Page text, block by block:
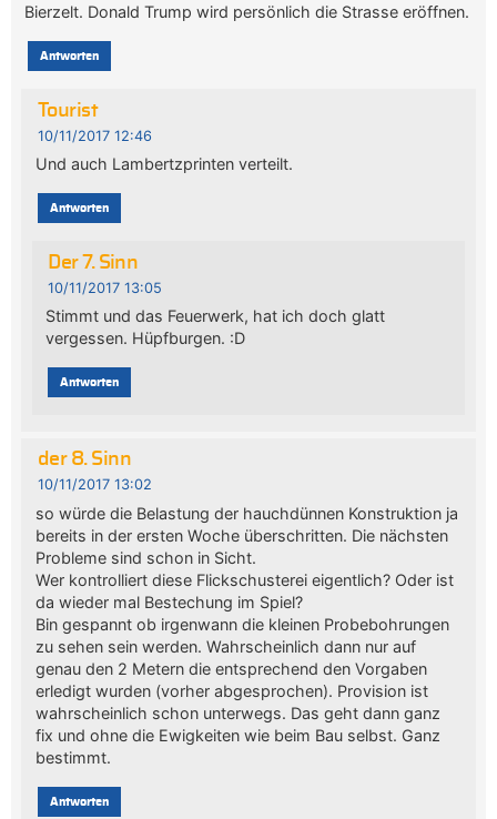
Bierzelt. Donald Trump wird persönlich die Strasse eröffnen.
Antworten
Tourist
10/11/2017 12:46
Und auch Lambertzprinten verteilt.
Antworten
Der 7. Sinn
10/11/2017 13:05
Stimmt und das Feuerwerk, hat ich doch glatt
vergessen. Hüpfburgen. :D
Antworten
der 8. Sinn
10/11/2017 13:02
so würde die Belastung der hauchdünnen Konstruktion ja
bereits in der ersten Woche überschritten. Die nächsten
Probleme sind schon in Sicht.
Wer kontrolliert diese Flickschusterei eigentlich? Oder ist
da wieder mal Bestechung im Spiel?
Bin gespannt ob irgenwann die kleinen Probebohrungen
zu sehen sein werden. Wahrscheinlich dann nur auf
genau den 2 Metern die entsprechend den Vorgaben
erledigt wurden (vorher abgesprochen). Provision ist
wahrscheinlich schon unterwegs. Das geht dann ganz
fix und ohne die Ewigkeiten wie beim Bau selbst. Ganz
bestimmt.
Antworten